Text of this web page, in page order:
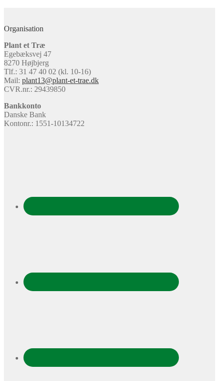
Organisation
Plant et Træ
Egebæksvej 47
8270 Højbjerg
Tlf.: 31 47 40 02 (kl. 10-16)
Mail: plant13@plant-et-trae.dk
CVR.nr.: 29439850
Bankkonto
Danske Bank
Kontonr.: 1551-10134722